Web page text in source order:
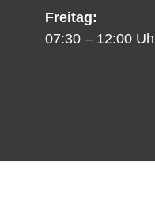
Freitag:
07:30 – 12:00